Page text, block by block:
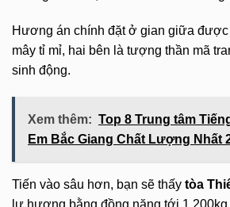
Hương án chính đặt ở gian giữa được
mây tỉ mỉ, hai bên là tượng thần mã
sinh động.
Xem thêm: Top 8 Trung tâm
Em Bắc Giang Chất Lượng Nhất
Tiến vào sâu hơn, bạn sẽ thấy tòa